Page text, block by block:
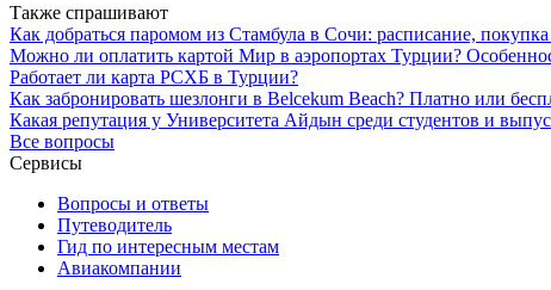
Также спрашивают
Как добраться паромом из Стамбула в Сочи: расписание,
Можно ли оплатить картой Мир в аэропортах Турции?
Работает ли карта РСХБ в Турции?
Как забронировать шезлонги в Belcekum Beach? Платно или
Какая репутация у Университета Айдын среди студентов и
Все вопросы
Сервисы
Вопросы и ответы
Путеводитель
Гид по интересным местам
Авиакомпании